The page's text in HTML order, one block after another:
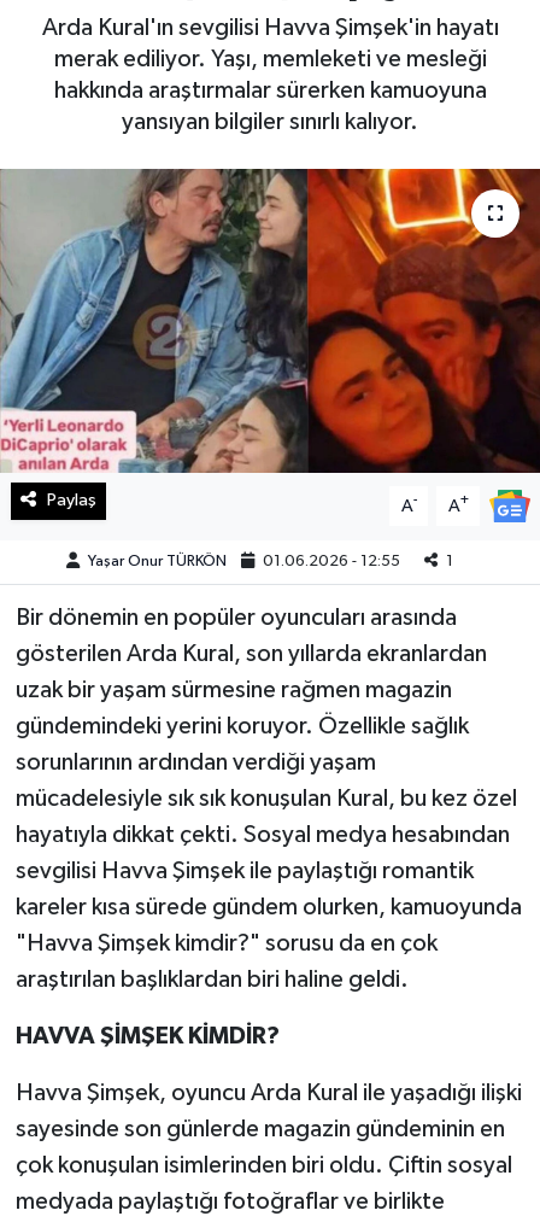
Arda Kural'ın sevgilisi Havva Şimşek'in hayatı
merak ediliyor. Yaşı, memleketi ve mesleği
hakkında araştırmalar sürerken kamuoyuna
yansıyan bilgiler sınırlı kalıyor.
Paylaş A- A+
Yaşar Onur TÜRKÖN 01.06.2026 - 12:55 1
Bir dönemin en popüler oyuncuları arasında
gösterilen Arda Kural, son yıllarda ekranlardan
uzak bir yaşam sürmesine rağmen magazin
gündemindeki yerini koruyor. Özellikle sağlık
sorunlarının ardından verdiği yaşam
mücadelesiyle sık sık konuşulan Kural, bu kez özel
hayatıyla dikkat çekti. Sosyal medya hesabından
sevgilisi Havva Şimşek ile paylaştığı romantik
kareler kısa sürede gündem olurken, kamuoyunda
"Havva Şimşek kimdir?" sorusu da en çok
araştırılan başlıklardan biri haline geldi.
HAVVA ŞİMŞEK KİMDİR?
Havva Şimşek, oyuncu Arda Kural ile yaşadığı ilişki
sayesinde son günlerde magazin gündeminin en
çok konuşulan isimlerinden biri oldu. Çiftin sosyal
medyada paylaştığı fotoğraflar ve birlikte
Kültür Sanat
Magazin
Manşet Altı
Manşetler
Resmi İlan
Sağlık
Spor
Yaşam
KAHRAMANMARAŞ